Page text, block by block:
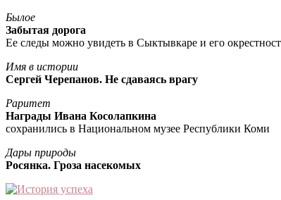
Былое
Забытая дорога
Ее следы можно увидеть в Сыктывкаре и его
Имя в истории
Сергей Черепанов. Не сдаваясь врагу
Раритет
Награды Ивана Косолапкина
сохранились в Национальном музее Республики Коми
Дары природы
Росянка. Гроза насекомых